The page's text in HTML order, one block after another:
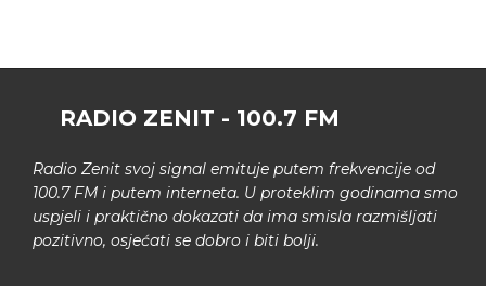
RADIO ZENIT - 100.7 FM
Radio Zenit svoj signal emituje putem frekvencije od
100.7 FM i putem interneta. U proteklim godinama smo
uspjeli i praktično dokazati da ima smisla razmišljati
pozitivno, osjećati se dobro i biti bolji.